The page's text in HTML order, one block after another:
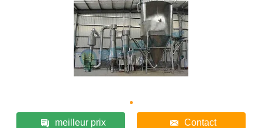
meilleur prix Contact